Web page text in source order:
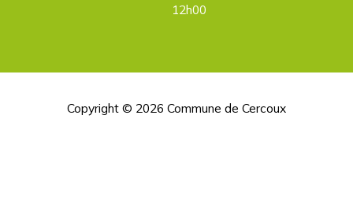
12h00
Copyright © 2026 Commune de Cercoux